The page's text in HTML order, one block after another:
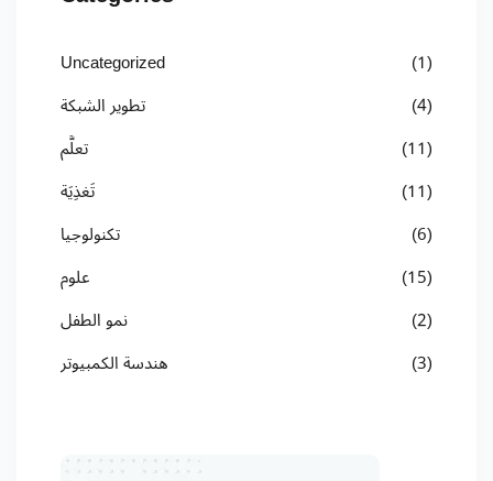
Uncategorized
(1)
تطوير الشبكة
(4)
تعلُّم
(11)
تَغذِيَة
(11)
تكنولوجيا
(6)
علوم
(15)
نمو الطفل
(2)
هندسة الكمبيوتر
(3)